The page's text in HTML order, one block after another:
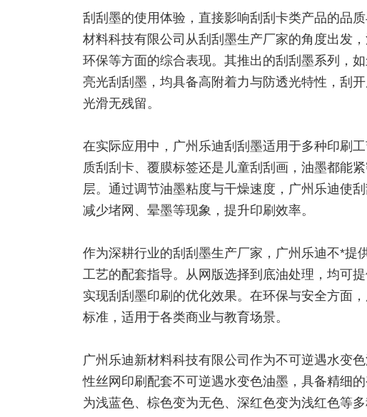
刮刮墨的使用体验，直接影响刮刮卡类产品的品
材料科技有限公司从刮刮墨生产厂家的角度出发
环保等方面的综合表现。其推出的刮刮墨系列，
亮光刮刮墨，均具备高附着力与防透光特性，刮
光滑无残留。
在实际应用中，广州乐迪刮刮墨适用于多种印刷
质刮刮卡、覆膜标签还是儿童刮刮画，油墨都能
层。通过调节油墨粘度与干燥速度，广州乐迪使
减少堵网、晕墨等现象，提升印刷效率。
作为深耕行业的刮刮墨生产厂家，广州乐迪不*提
工艺的配套指导。从网版选择到底油处理，均可
实现刮刮墨印刷的优化效果。在环保与安全方面
标准，适用于各类商业与教育场景。
广州乐迪新材料科技有限公司作为不可逆遇水变
性丝网印刷配套不可逆遇水变色油墨，具备精细
为浅蓝色、棕色变为无色、深红色变为浅红色等